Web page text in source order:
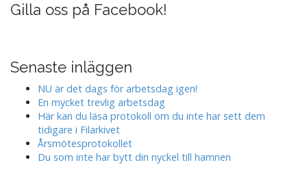
Gilla oss på Facebook!
Senaste inläggen
NU är det dags för arbetsdag igen!
En mycket trevlig arbetsdag
Här kan du läsa protokoll om du inte har sett dem
tidigare i Filarkivet
Årsmötesprotokollet
Du som inte har bytt din nyckel till hamnen